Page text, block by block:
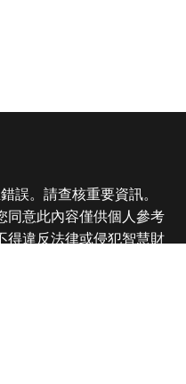
誤。請查核重要資訊。
同意此內容僅供個人參考
得違反法律或侵犯智慧財